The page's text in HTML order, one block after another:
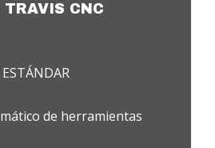
TRAVIS CNC
de herramientas